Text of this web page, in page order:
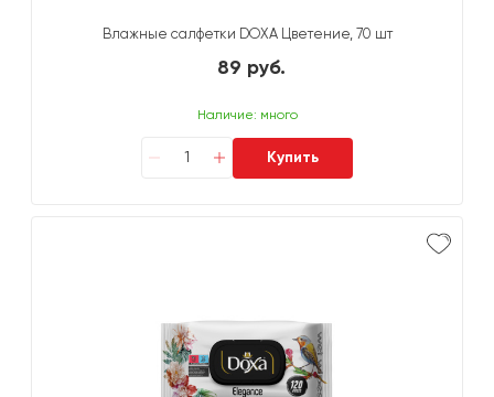
Влажные салфетки DOXA Цветение, 70 шт
89 руб.
Наличие: много
Купить